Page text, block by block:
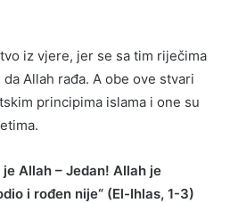
iz vjere, jer se sa tim riječima
Allah rađa. A obe ove stvari
principima islama i one su
je Allah – Jedan! Allah je
i rođen nije“ (El-Ihlas, 1-3)